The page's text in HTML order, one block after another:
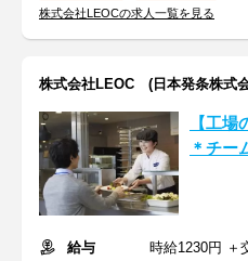
株式会社LEOCの求人一覧を見る
株式会社LEOC (日本発条株式
【工
＊チー
給与
時給1230円 ＋